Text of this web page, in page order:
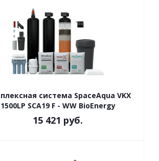
система SpaceAqua VKX
1500LP SCA19 F - WW BioEnergy
15 421 руб.